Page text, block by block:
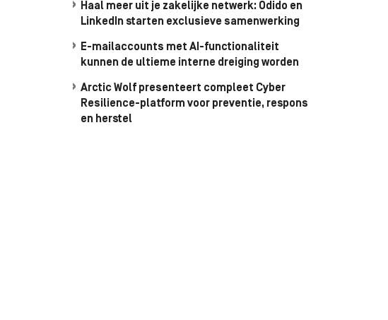
Haal meer uit je zakelijke netwerk: Odido en
LinkedIn starten exclusieve samenwerking
E-mailaccounts met AI-functionaliteit
kunnen de ultieme interne dreiging worden
Arctic Wolf presenteert compleet Cyber
Resilience-platform voor preventie, respons
en herstel